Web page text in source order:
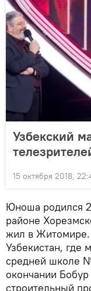
Узбекский
15 октября 2018,
Юноша родился
районе
жил в Житомире.
Узбекистан, где
средней школе
окончании
строительный